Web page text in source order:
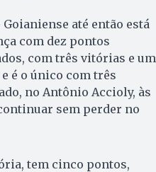
até então está
com dez pontos
com três vitórias e um
é o único com três
no Antônio Accioly, às
sem perder no
tem cinco pontos,